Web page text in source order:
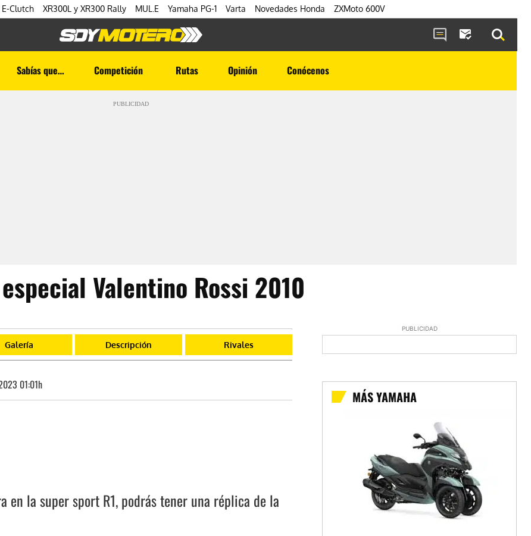
Clutch XR300L y XR300 Rally MUL.E Yamaha PG-1 Varta Novedades Honda ZXMoto 600V
Sabías que… Competición Rutas Opinión Conócenos
PUBLICIDAD
Valentino Rossi 2010
Galería Descripción Rivales
01:01h
en la super sport R1, podrás tener una réplica de la
PUBLICIDAD
MÁS YAMAHA